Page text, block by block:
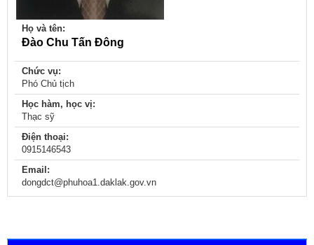
Họ và tên:
Đào Chu Tấn Đông
Chức vụ:
Phó Chủ tịch
Học hàm, học vị:
Thạc sỹ
Điện thoại:
0915146543
Email:
dongdct@phuhoa1.daklak.gov.vn